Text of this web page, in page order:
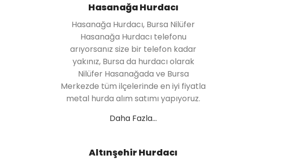
Hasanağa Hurdacı
Hasanağa Hurdacı, Bursa Nilüfer
Hasanağa Hurdacı telefonu
arıyorsanız size bir telefon kadar
yakınız, Bursa da hurdacı olarak
Nilüfer Hasanağada ve Bursa
Merkezde tüm ilçelerinde en iyi fiyatla
metal hurda alım satımı yapıyoruz.
Daha Fazla...
Altınşehir Hurdacı